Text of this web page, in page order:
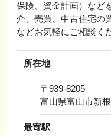
保険、資金計画）など
介、売買、中古住宅の
などお気軽にご相談く
所在地
〒 939-8205
富山県富山市新
最寄駅